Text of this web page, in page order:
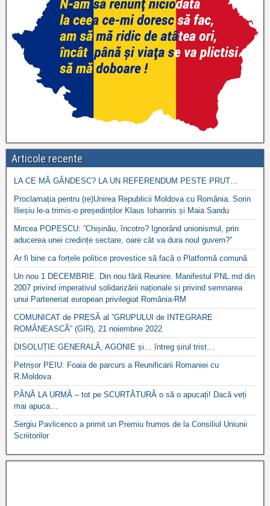
Articole recente
LA CE MĂ GÂNDESC? LA UN REFERENDUM PESTE PRUT…
Proclamația pentru (re)Unirea Republicii Moldova cu România. Sorin
Ilieșiu le-a trimis-o președinților Klaus Iohannis și Maia Sandu
Mircea POPESCU: ”Chișinău, încotro? Ignorând unionismul, prin
aducerea unei credințe sectare, oare cât va dura noul guvern?”
Ar fi bine ca forțele politice provestice să facă o Platformă comună
Un nou 1 DECEMBRIE. Din nou fără Reunire. Manifestul PNL.md din
2007 privind imperativul solidarizării naționale si privind semnarea
unui Parteneriat european privilegiat România-RM
COMUNICAT de PRESĂ al ”GRUPULUI de INTEGRARE
ROMÂNEASCĂ” (GIR), 21 noiembrie 2022
DISOLUȚIE GENERALĂ, AGONIE și… întreg șirul trist…
Petrișor PEIU: Foaia de parcurs a Reunificarii Romaniei cu
R.Moldova
PÂNĂ LA URMĂ – tot pe SCURTĂTURĂ o să o apucați! Dacă veți
mai apuca…
Sergiu Pavlicenco a primit un Premiu frumos de la Consiliul Uniunii
Scriitorilor